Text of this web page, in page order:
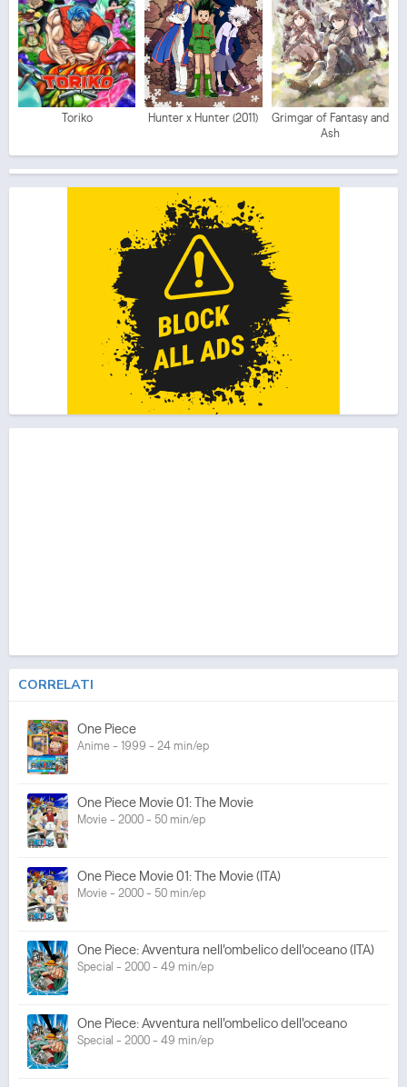
Toriko Hunter x Hunter (2011)
Grimgar of Fantasy and
Ash
CORRELATI
One Piece
Anime - 1999 - 24 min/ep
One Piece Movie 01: The Movie
Movie - 2000 - 50 min/ep
One Piece Movie 01: The Movie (ITA)
Movie - 2000 - 50 min/ep
One Piece: Avventura nell'ombelico dell'oceano (ITA)
Special - 2000 - 49 min/ep
One Piece: Avventura nell'ombelico dell'oceano
Special - 2000 - 49 min/ep